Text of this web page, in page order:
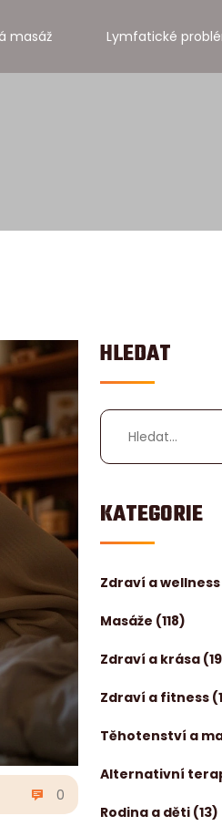
masáž Lymfatické
HLEDAT
KATEGORIE
Zdraví a wellness
Masáže (118)
Zdraví a krása
Zdraví a fitness
Těhotenství a
Alternativní
Rodina a děti (13)
0